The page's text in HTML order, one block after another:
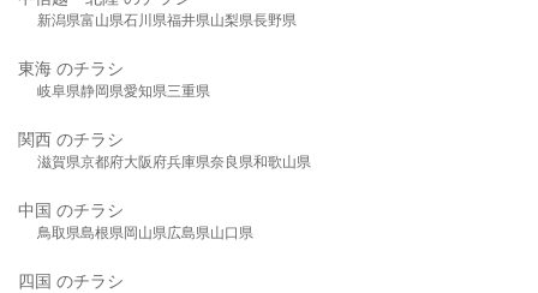
新潟県富山県石川県福井県山梨県長野県
東海 のチラシ
岐阜県静岡県愛知県三重県
関西 のチラシ
滋賀県京都府大阪府兵庫県奈良県和歌山県
中国 のチラシ
鳥取県島根県岡山県広島県山口県
四国 のチラシ